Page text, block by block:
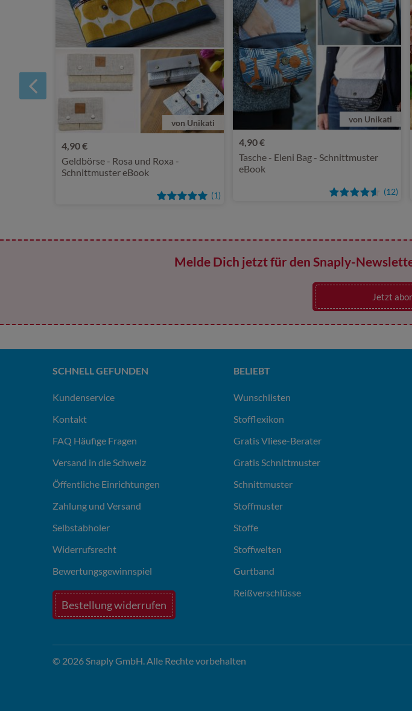
von Unikati
(1)
4,90 €
Geldbörse - Rosa und Roxa -
Schnittmuster eBook
von Unikati
(12)
4,90 €
Tasche - Eleni Bag - Schnittmuster
eBook
Melde Dich jetzt für den Snaply-
Jetzt
SCHNELL GEFUNDEN
Kundenservice
Kontakt
FAQ Häufige Fragen
Versand in die Schweiz
Öffentliche Einrichtungen
Zahlung und Versand
Selbstabholer
Widerrufsrecht
Bewertungsgewinnspiel
Bestellung widerrufen
BELIEBT
Wunschlisten
Stofflexikon
Gratis Vliese-Berater
Gratis Schnittmuster
Schnittmuster
Stoffmuster
Stoffe
Stoffwelten
Gurtband
Reißverschlüsse
© 2026 Snaply GmbH. Alle Rechte vorbehalten